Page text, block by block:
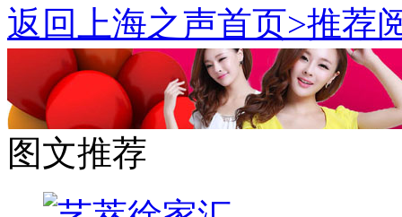
返回上海之声首页>推荐
图文推荐